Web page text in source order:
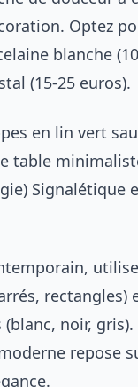
Optez
blanche
(15-25 euros).
en lin vert
table
Signalétique
rectangles)
noir, gris).
repose